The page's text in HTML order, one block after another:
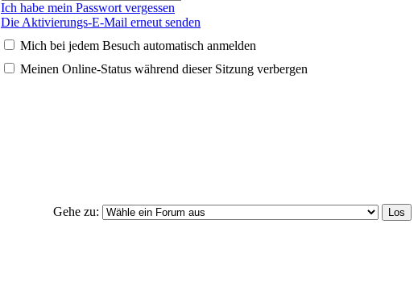
Ich habe mein Passwort vergessen
Die Aktivierungs-E-Mail erneut senden
Mich bei jedem Besuch automatisch anmelden
Meinen Online-Status während dieser Sitzung verbergen
Gehe zu: